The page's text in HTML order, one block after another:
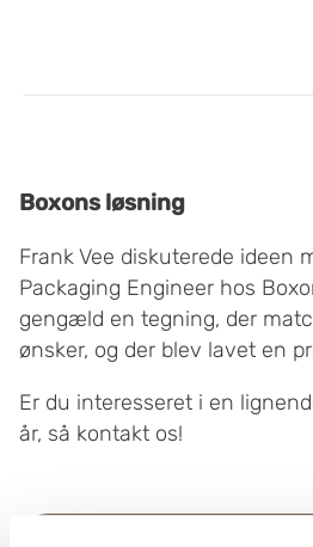
Boxons løsning
Frank Vee diskuterede ideen
Packaging Engineer hos
gengæld en tegning, der
ønsker, og der blev lavet en
Er du interesseret i en
år, så kontakt os!